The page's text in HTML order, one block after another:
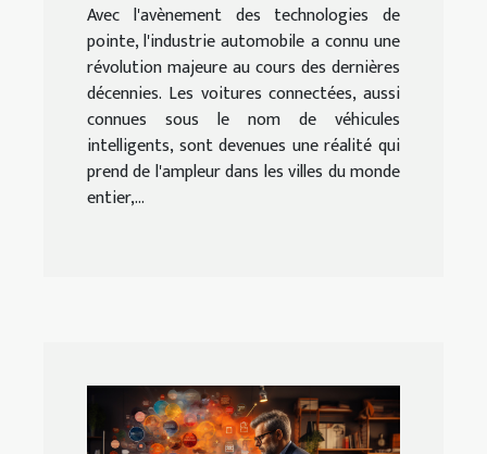
Avec l'avènement des technologies de
pointe, l'industrie automobile a connu une
révolution majeure au cours des dernières
décennies. Les voitures connectées, aussi
connues sous le nom de véhicules
intelligents, sont devenues une réalité qui
prend de l'ampleur dans les villes du monde
entier,...